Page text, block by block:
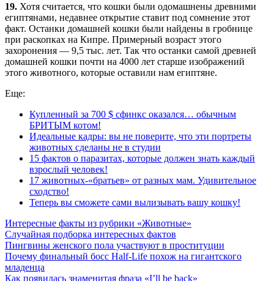
19. Хотя считается, что кошки были одомашнены древними
египтянами, недавнее открытие ставит под сомнение этот
факт. Останки домашней кошки были найдены в гробнице
при раскопках на Кипре. Примерный возраст этого
захоронения — 9,5 тыс. лет. Так что останки самой древней
домашней кошки почти на 4000 лет старше изображений
этого животного, которые оставили нам египтяне.
Еще:
Купленный за 700 $ сфинкс оказался… обычным
БРИТЫМ котом!
Идеальные кадры: вы не поверите, что эти портреты
животных сделаны не в студии
15 фактов о паразитах, которые должен знать каждый
взрослый человек!
17 животных-«братьев» от разных мам. Удивительное
сходство!
Теперь вы сможете сами вылизывать вашу кошку!
Интересные факты из рубрики «Животные»
Случайная подборка интересных фактов
Пингвины женского пола участвуют в проституции
Почему финальный босс Half-Life похож на гигантского
младенца
Как появилась знаменитая фраза «I’ll be back»